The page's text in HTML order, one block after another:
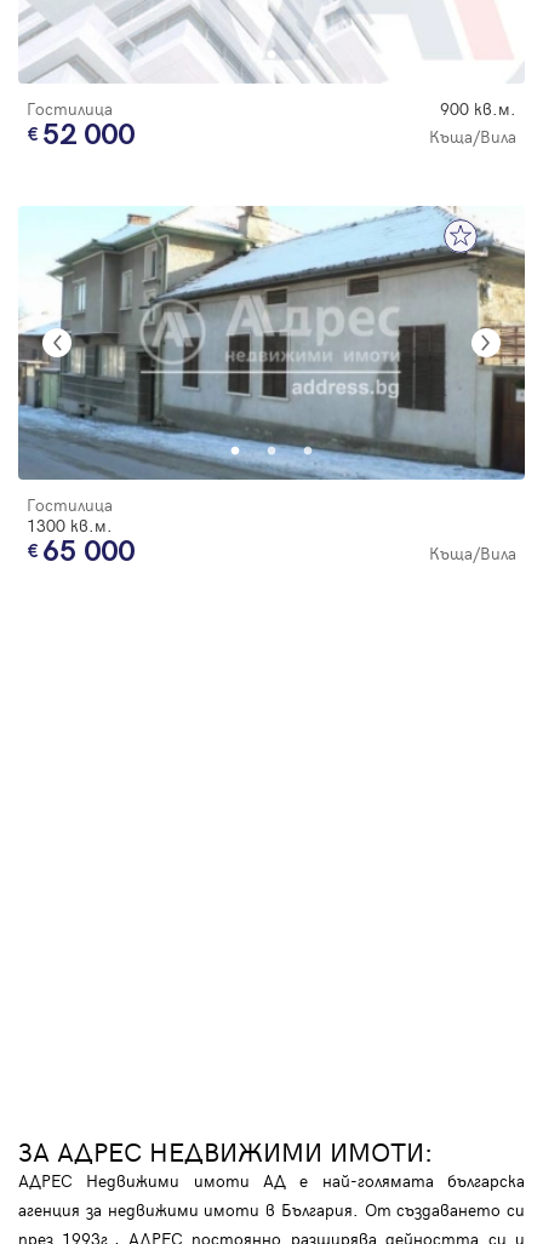
Гостилица 900 кв.м.
52 000 Къща/Вила
Гостилица
1300 кв.м.
65 000 Къща/Вила
ЗА АДРЕС НЕДВИЖИМИ ИМОТИ:
АДРЕС Недвижими имоти АД е най-голямата българска
агенция за недвижими имоти в България. От създаването си
през 1993г., АДРЕС постоянно разширява дейността си и
Парола
Забравена парола
Регистрация